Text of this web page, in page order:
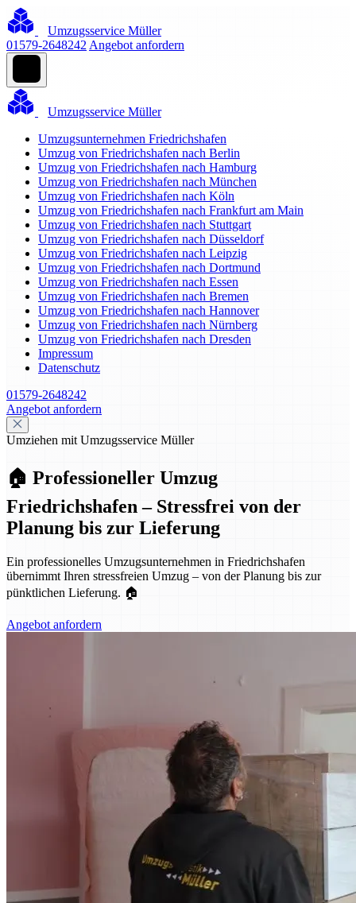
Umzugsservice Müller
01579-2648242 Angebot anfordern
Umzugsservice Müller
Umzugsunternehmen Friedrichshafen
Umzug von Friedrichshafen nach Berlin
Umzug von Friedrichshafen nach Hamburg
Umzug von Friedrichshafen nach München
Umzug von Friedrichshafen nach Köln
Umzug von Friedrichshafen nach Frankfurt am Main
Umzug von Friedrichshafen nach Stuttgart
Umzug von Friedrichshafen nach Düsseldorf
Umzug von Friedrichshafen nach Leipzig
Umzug von Friedrichshafen nach Dortmund
Umzug von Friedrichshafen nach Essen
Umzug von Friedrichshafen nach Bremen
Umzug von Friedrichshafen nach Hannover
Umzug von Friedrichshafen nach Nürnberg
Umzug von Friedrichshafen nach Dresden
Impressum
Datenschutz
01579-2648242
Angebot anfordern
Umziehen mit Umzugsservice Müller
🏠 Professioneller Umzug
Friedrichshafen – Stressfrei von der
Planung bis zur Lieferung
Ein professionelles Umzugsunternehmen in Friedrichshafen
übernimmt Ihren stressfreien Umzug – von der Planung bis zur
pünktlichen Lieferung. 🏠
Angebot anfordern